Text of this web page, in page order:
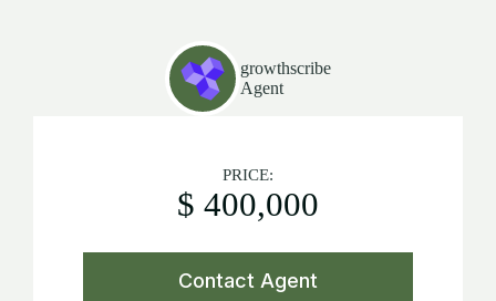
growthscribe
Agent
PRICE:
$ 400,000
Contact Agent